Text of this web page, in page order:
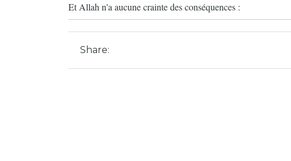
Et Allah n'a aucune crainte des conséquences :
Share: